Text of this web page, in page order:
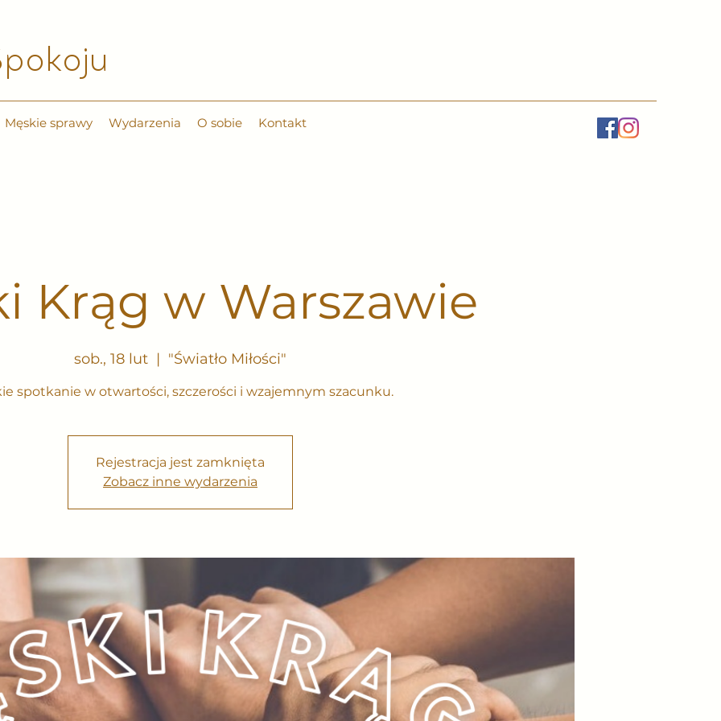
Męskie sprawy Wydarzenia O sobie Kontakt
Krąg w Warszawie
sob., 18 lut
  |
"Światło Miłości"
spotkanie w otwartości, szczerości i wzajemnym szacunku.
Rejestracja jest zamknięta
Zobacz inne wydarzenia